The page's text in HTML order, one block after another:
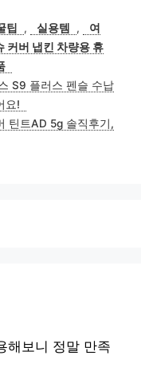
팁 , 실용템 ,
여
커버 냅킨 차량용 휴
S9 플러스 펜슬 수납
요!
틴트AD 5g 솔직후기,
해보니 정말 만족